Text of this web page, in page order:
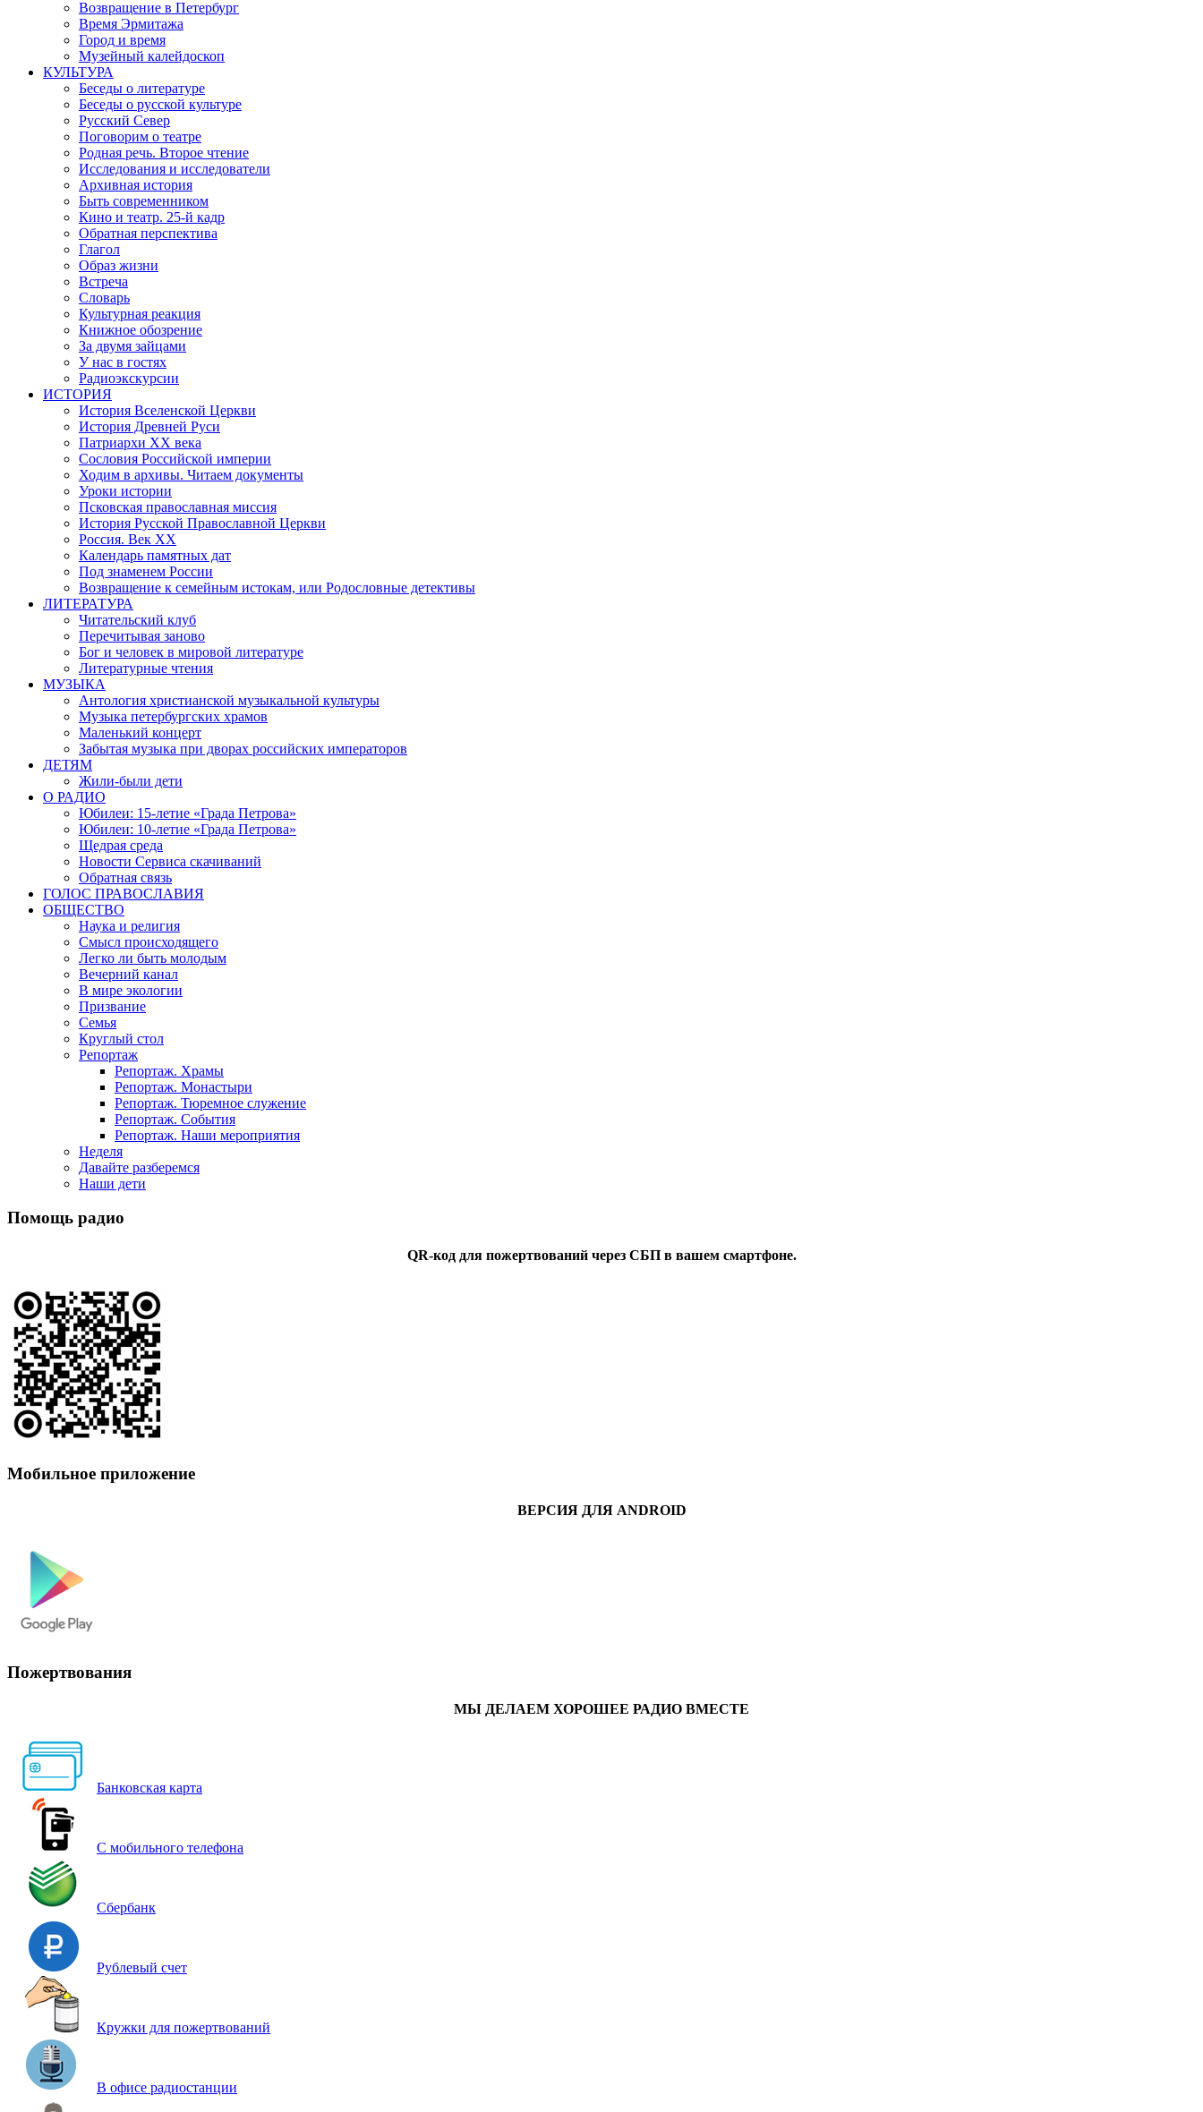
Возвращение в Петербург
Время Эрмитажа
Город и время
Музейный калейдоскоп
КУЛЬТУРА
Беседы о литературе
Беседы о русской культуре
Русский Север
Поговорим о театре
Родная речь. Второе чтение
Исследования и исследователи
Архивная история
Быть современником
Кино и театр. 25-й кадр
Обратная перспектива
Глагол
Образ жизни
Встреча
Словарь
Культурная реакция
Книжное обозрение
За двумя зайцами
У нас в гостях
Радиоэкскурсии
ИСТОРИЯ
История Вселенской Церкви
История Древней Руси
Патриархи XX века
Сословия Российской империи
Ходим в архивы. Читаем документы
Уроки истории
Псковская православная миссия
История Русской Православной Церкви
Россия. Век ХХ
Календарь памятных дат
Под знаменем России
Возвращение к семейным истокам, или Родословные детективы
ЛИТЕРАТУРА
Читательский клуб
Перечитывая заново
Бог и человек в мировой литературе
Литературные чтения
МУЗЫКА
Антология христианской музыкальной культуры
Музыка петербургских храмов
Маленький концерт
Забытая музыка при дворах российских императоров
ДЕТЯМ
Жили-были дети
О РАДИО
Юбилеи: 15-летие «Града Петрова»
Юбилеи: 10-летие «Града Петрова»
Щедрая среда
Новости Сервиса скачиваний
Обратная связь
ГОЛОС ПРАВОСЛАВИЯ
ОБЩЕСТВО
Наука и религия
Смысл происходящего
Легко ли быть молодым
Вечерний канал
В мире экологии
Призвание
Семья
Круглый стол
Репортаж
Репортаж. Храмы
Репортаж. Монастыри
Репортаж. Тюремное служение
Репортаж. События
Репортаж. Наши мероприятия
Неделя
Давайте разберемся
Наши дети
Помощь радио
QR-код для пожертвований через СБП в вашем смартфоне.
Мобильное приложение
ВЕРСИЯ ДЛЯ ANDROID
Пожертвования
МЫ ДЕЛАЕМ ХОРОШЕЕ РАДИО ВМЕСТЕ
Банковская карта
С мобильного телефона
Сбербанк
Рублевый счет
Кружки для пожертвований
В офисе радиостанции